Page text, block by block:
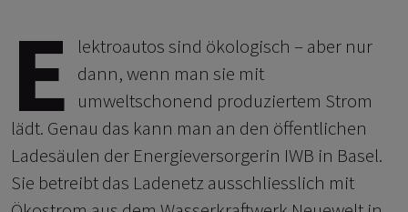
E lektroautos sind ökologisch – aber nur
dann, wenn man sie mit
umweltschonend produziertem Strom
lädt. Genau das kann man an den öffentlichen
Ladesäulen der Energieversorgerin IWB in Basel.
Sie betreibt das Ladenetz ausschliesslich mit